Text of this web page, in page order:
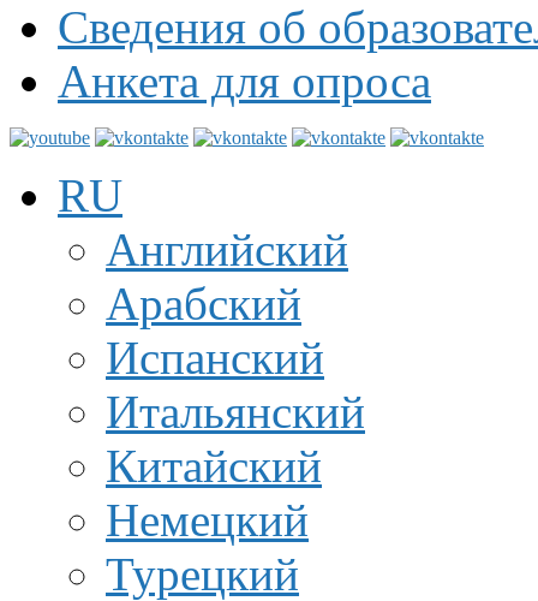
Сведения об
Анкета для опроса
RU
Английский
Арабский
Испанский
Итальянский
Китайский
Немецкий
Турецкий